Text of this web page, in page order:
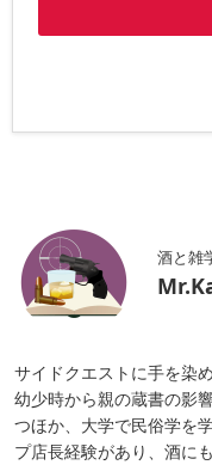
酒と雑
サイドクエストに手を染
幼少時から親の蔵書の影
つほか、大学で民俗学を
プ店長経験があり、酒に